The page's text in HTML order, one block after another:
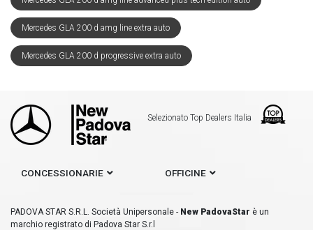
Mercedes GLA 200 d amg line extra auto
Mercedes GLA 200 d progressive extra auto
Selezionato Top Dealers Italia
CONCESSIONARIE OFFICINE
PADOVA STAR S.R.L. Società Unipersonale - New PadovaStar è un
marchio registrato di Padova Star S.r.l